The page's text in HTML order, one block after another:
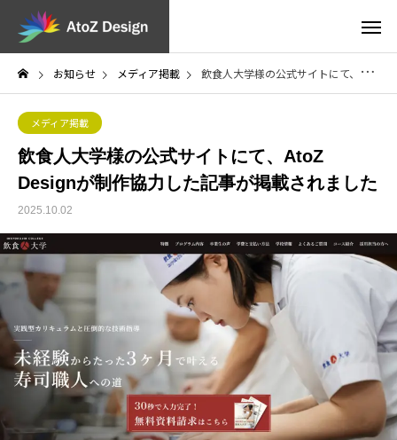
お知らせ メディア掲載 飲食人大学様の公式サイトにて、AtoZ Designが制作協力した記事が掲載されました
メディア掲載
飲食人大学様の公式サイトにて、AtoZ
Designが制作協力した記事が掲載されました
2025.10.02